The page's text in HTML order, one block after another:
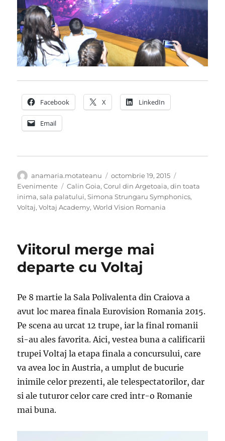
Facebook X LinkedIn
Email
Autor
anamaria.motateanu
Publicat
pe
octombrie 19, 2015
Evenimente
Etichete
Calin Goia,Corul din Argetoaia,din toata
inima,sala palatului,Simona Strungaru Symphonics,
Voltaj,Voltaj Academy,World Vision Romania
Viitorul merge mai
departe cu Voltaj
Pe 8 martie la Sala Polivalenta din Craiova a
avut loc marea finala Eurovision Romania 2015.
Pe scena au urcat 12 trupe, iar la final romanii
si-au ales favorita. Aici, vestea buna a calificarii
trupei Voltaj la etapa finala a concursului, care
va avea loc in Austria, a umplut de bucurie
inimile celor prezenti, ale telespectatorilor, dar
si ale tuturor celor care cred intr-o Romanie
mai buna.